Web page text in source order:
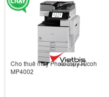
Cho thuê máy Photocopy Ricoh
MP4002